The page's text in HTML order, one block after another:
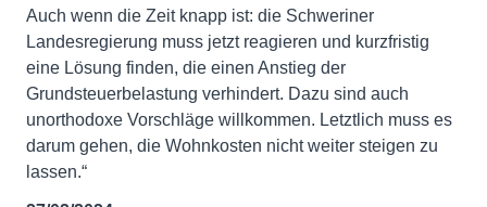
Auch wenn die Zeit knapp ist: die Schweriner
Landesregierung muss jetzt reagieren und kurzfristig
eine Lösung finden, die einen Anstieg der
Grundsteuerbelastung verhindert. Dazu sind auch
unorthodoxe Vorschläge willkommen. Letztlich muss es
darum gehen, die Wohnkosten nicht weiter steigen zu
lassen.“